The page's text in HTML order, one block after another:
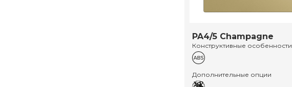
PA4/5 Champagne
Конструктивные особенности
Дополнительные опции